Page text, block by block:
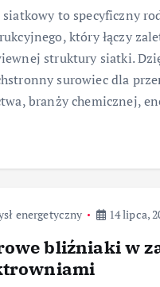
to specyficzny
który łączy
struktury siatki.
surowiec dla
branży chemicznej,
energetyczny 14 lipca,
bliźniaki w